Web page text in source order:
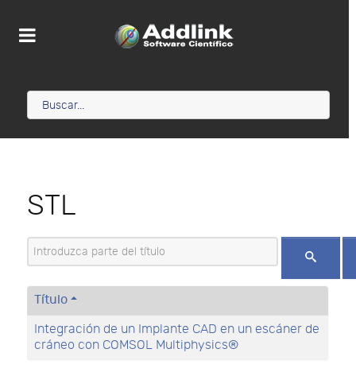
STL
Introduzca parte del título
Título
Integración de un Implante CAD en un escáner de
cráneo con COMSOL Multiphysics®